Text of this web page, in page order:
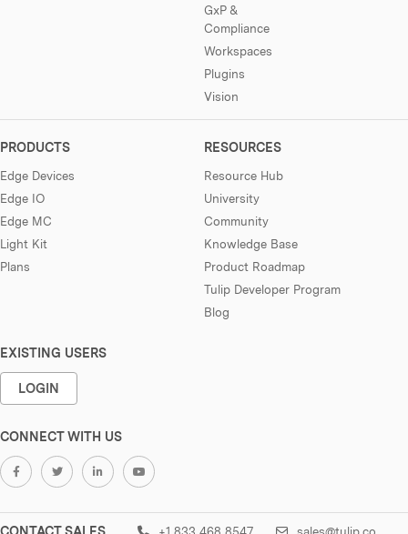
GxP &
Compliance
Workspaces
Plugins
Vision
PRODUCTS
Edge Devices
Edge IO
Edge MC
Light Kit
Plans
RESOURCES
Resource Hub
University
Community
Knowledge Base
Product Roadmap
Tulip Developer Program
Blog
EXISTING USERS
LOGIN
CONNECT WITH US
CONTACT SALES +1 833 468 8547 sales@tulip.co